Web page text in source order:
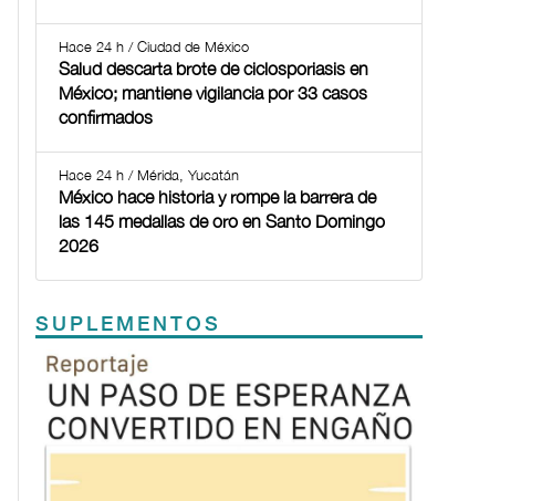
Hace 24 h / Ciudad de México
Salud descarta brote de ciclosporiasis en
México; mantiene vigilancia por 33 casos
confirmados
Hace 24 h / Mérida, Yucatán
México hace historia y rompe la barrera de
las 145 medallas de oro en Santo Domingo
2026
SUPLEMENTOS
Previous
TODOS LOS SUPLEMENTOS